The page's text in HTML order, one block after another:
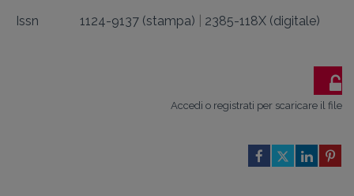
Issn
1124-9137 (stampa) 2385-118X (digitale)
Accedi o registrati per scaricare il file